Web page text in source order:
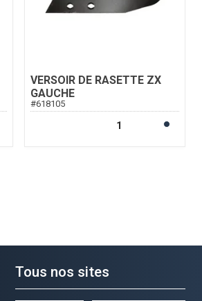
VERSOIR DE RASETTE ZX
GAUCHE
#618105
Tous nos sites